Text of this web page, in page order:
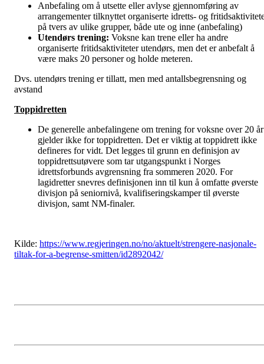
Anbefaling om å utsette eller avlyse gjennomføring av
arrangementer tilknyttet organiserte idretts- og
på tvers av ulike grupper, både ute og inne (anbefaling)
Utendørs trening: Voksne kan trene eller ha andre
organiserte fritidsaktiviteter utendørs, men det er anbefalt å
være maks 20 personer og holde meteren.
Dvs. utendørs trening er tillatt, men med antallsbegrensning og
avstand
Toppidretten
De generelle anbefalingene om trening for voksne over 20 år
gjelder ikke for toppidretten. Det er viktig at toppidrett ikke
defineres for vidt. Det legges til grunn en definisjon av
toppidrettsutøvere som tar utgangspunkt i Norges
idrettsforbunds avgrensning fra sommeren 2020. For
lagidretter snevres definisjonen inn til kun å omfatte øverste
divisjon på seniornivå, kvalifiseringskamper til øverste
divisjon, samt NM-finaler.
Kilde: https://www.regjeringen.no/no/aktuelt/strengere-nasjonale-
tiltak-for-a-begrense-smitten/id2892042/